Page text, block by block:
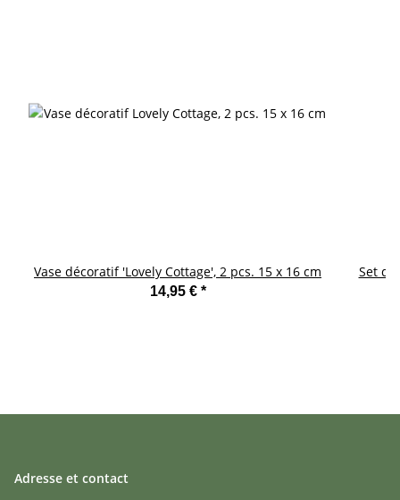
Vase décoratif 'Lovely Cottage', 2 pcs. 15 x 16 cm
14,95 € *
Set
Adresse et contact